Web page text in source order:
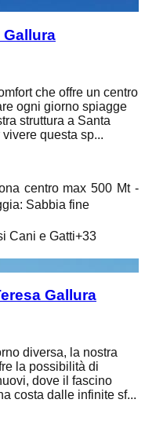
Gallura
che offre un centro
ogni giorno spiagge
struttura a Santa
questa sp...
centro max 500 Mt -
: Sabbia fine
Cani e Gatti+33
Gallura
diversa, la nostra
la possibilità di
dove il fascino
costa dalle infinite sf...